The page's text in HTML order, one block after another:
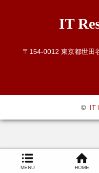
IT
〒154-0012 東京都世田
MENU HOME
© IT